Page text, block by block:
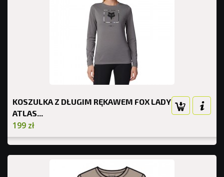
KOSZULKA Z DŁUGIM RĘKAWEM FOX LADY
ATLAS...
199 zł